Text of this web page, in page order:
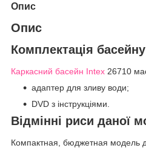
Опис
Опис
Комплектація басейну
Каркасний басейн Intex 26710
адаптер для зливу води;
DVD з інструкціями.
Відмінні риси даної
Компактная, бюджетная модель